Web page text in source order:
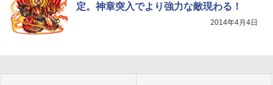
定。神章突入でより強力な敵現わる！
2014年4月4日